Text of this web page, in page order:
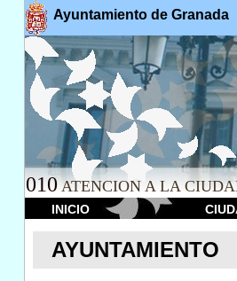
Ayuntamiento de Granada
010 ATENCION A LA
INICIO
AYUNTAMIENTO